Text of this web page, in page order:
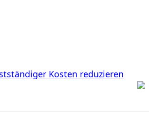
Kosten reduzieren